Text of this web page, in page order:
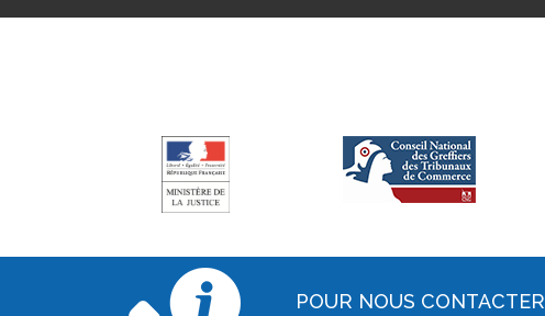
POUR NOUS CONTACTER